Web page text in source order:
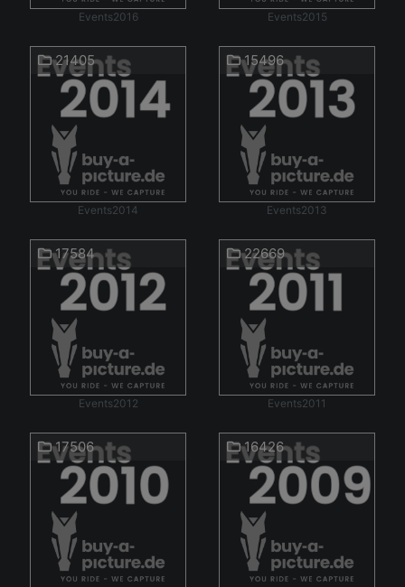
Events2016 Events2015
21405
Events2014
15496
Events2013
17584
Events2012
22669
Events2011
17506 16426